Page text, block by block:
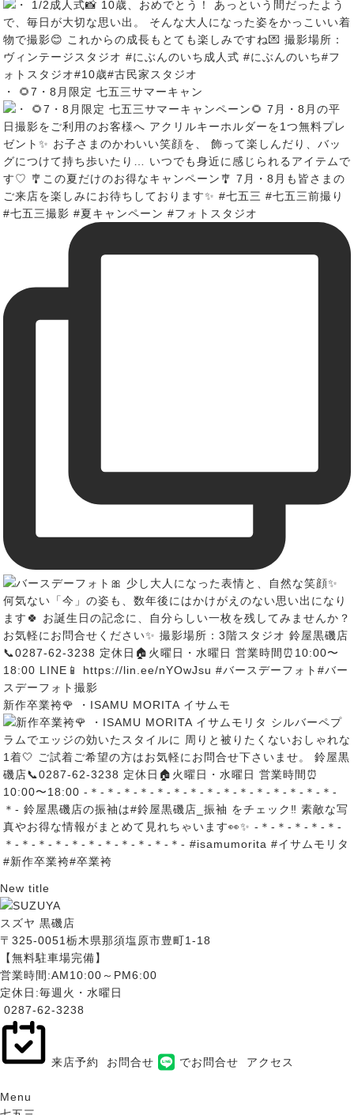
・ 🌻7・8月限定 七五三サマーキャン
新作卒業袴🌹 ・ISAMU MORITA イサムモ
New title
スズヤ 黒磯店
〒325-0051栃木県那須塩原市豊町1-18
【無料駐車場完備】
営業時間:AM10:00～PM6:00
定休日:毎週火・水曜日
0287-62-3238
来店予約 お問合せ でお問合せ アクセス
Menu